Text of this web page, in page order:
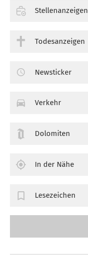
Stellenanzeigen
Todesanzeigen
Newsticker
Verkehr
Dolomiten
In der Nähe
Lesezeichen